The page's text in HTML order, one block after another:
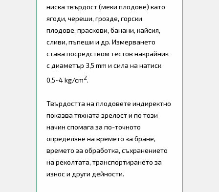
ниска твърдост (меки плодове) като
ягоди, череши, грозде, горски
плодове, праскови, банани, кайсия,
сливи, пъпеши и др. Измерването
става посредством тестов накрайник
с диаметър 3,5 mm и сила на натиск
0,5~4 kg/cm2.
Твърдостта на плодовете индиректно
показва тяхната зрелост и по този
начин спомага за по-точното
определяне на времето за бране,
времето за обработка, съхранението
на реколтата, транспортирането за
износ и други дейности.